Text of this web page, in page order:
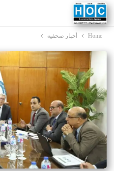
Home أخبار صحفية